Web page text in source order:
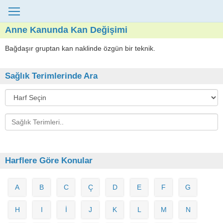
Anne Kanunda Kan Değişimi
Bağdaşır gruptan kan naklinde özgün bir teknik.
Sağlık Terimlerinde Ara
Harflere Göre Konular
A B C Ç D E F G
H I İ J K L M N